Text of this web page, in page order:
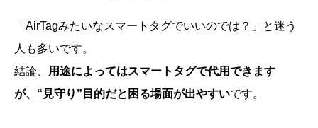
「AirTagみたいなスマートタグでいいのでは？」と迷う
人も多いです。
結論、
用途によってはスマートタグで代用できます
が、“見守り”目的だと困る場面が出やすいです。